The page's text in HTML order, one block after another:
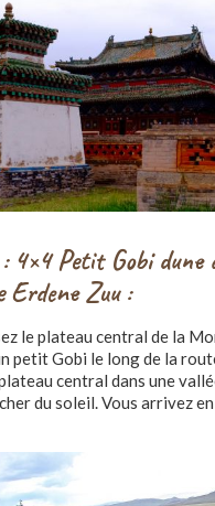
: 4×4 Petit Gobi
Erdene Zuu :
le plateau central de la
petit Gobi le long de la
central dans une
du soleil. Vous arrivez